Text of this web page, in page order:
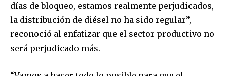
I've read and accept the
días de bloqueo, estamos realmente perjudicados,
la distribución de diésel no ha sido regular”,
reconoció al enfatizar que el sector productivo no
será perjudicado más.